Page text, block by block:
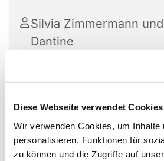
Diese Webseite verwendet Cookies
Wir verwenden Cookies, um Inhalte
personalisieren, Funktionen für
zu können und die Zugriffe auf
Silvia Zimmermann
Dantine